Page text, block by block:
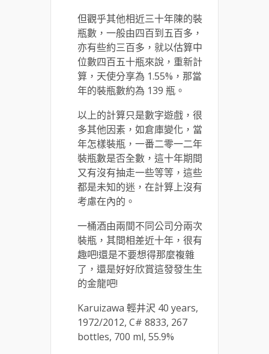
但觀乎其他相近三十年陳的裝
瓶數，一般由四百到五百多，
亦有些約三百多，就以估算中
位數四百五十瓶來說，重新計
算，天使分享為 1.55%，那當
年的裝瓶數約為 139 瓶。
以上的計算只是數字遊戲，很
多其他因素，如倉庫變化，當
年怎樣裝瓶，一番二零一二年
裝瓶數是否全數，這十年期間
又有沒有抽走一些等等，這些
都是未知的迷，在計算上沒有
考慮在內的。
一桶酒由兩間不同公司分兩次
裝瓶，其間相差近十年，很有
趣吧!還是不要想得那麼複雜
了，還是好好欣賞這發發生生
的金龍吧!
Karuizawa 輕井沢 40 years,
1972/2012, C# 8833, 267
bottles, 700 ml, 55.9%